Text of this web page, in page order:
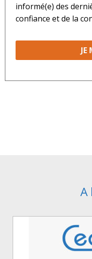
informé(e) des
confiance et de la
A